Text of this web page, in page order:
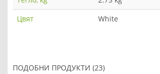
Цвят
White
ПОДОБНИ ПРОДУКТИ (23)